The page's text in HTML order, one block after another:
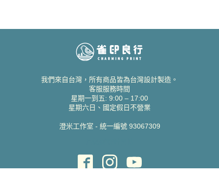
我們來自台灣，所有商品皆為台灣設計製造。
客服服務時間
星期一到五: 9:00 – 17:00
星期六日、國定假日不營業
澄米工作室 - 統一編號 93067309